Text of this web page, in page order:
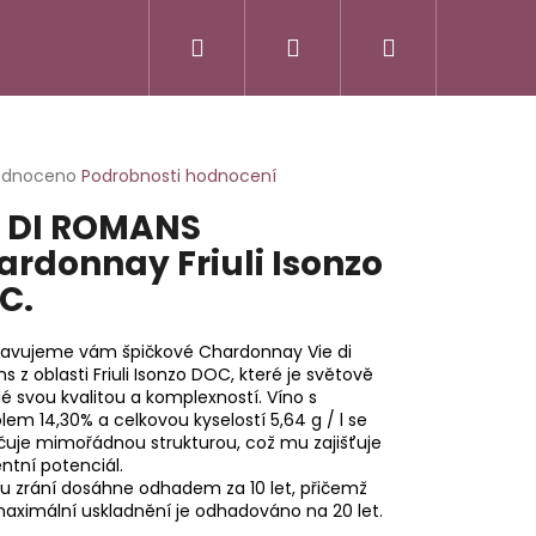
Přihlášení
Podrobnosti hodnocení
DI ROMANS
Friuli Isonzo
vám špičkové Chardonnay Vie di
z oblasti Friuli Isonzo DOC, které je světově
svou kvalitou a komplexností. Víno s
14,30% a celkovou kyselostí 5,64 g / l se
mimořádnou strukturou, což mu zajišťuje
potenciál.
zrání dosáhne odhadem za 10 let, přičemž
uskladnění je odhadováno na 20 let.
ITALIANO